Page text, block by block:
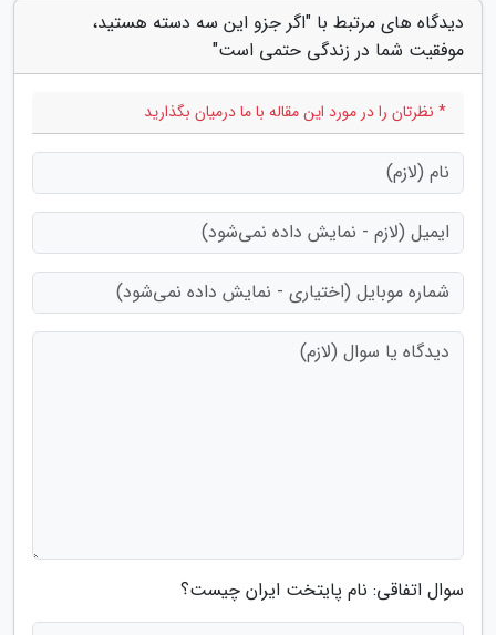
دیدگاه های مرتبط با "اگر جزو این سه دسته هستید،
موفقیت شما در زندگی حتمی است"
* نظرتان را در مورد این مقاله با ما درمیان بگذارید
سوال اتفاقی: نام پایتخت ایران چیست؟